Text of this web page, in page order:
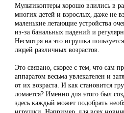
Мультикоптеры хорошо влились в
многих детей и взрослых, даже не
маленькие летающие устройства
из-за банальных падений и
Несмотря на это игрушка
людей различных возрастов.
Это связано, скорее с тем, что сам
аппаратом весьма увлекателен и
от их возраста. И как становится
ломается? Именно для этого был
здесь каждый может подобрать